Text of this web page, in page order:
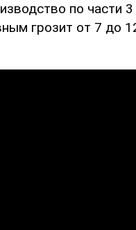
по части
грозит от 7 до